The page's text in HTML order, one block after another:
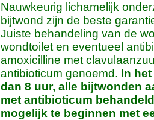
Nauwkeurig lichamelijk
bijtwond zijn de beste
Juiste behandeling van de
wondtoilet en eventueel
amoxicilline met
antibioticum genoemd. In
dan 8 uur, alle bijtwonden
met antibioticum
mogelijk te beginnen met